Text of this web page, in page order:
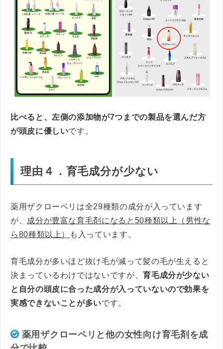
比べると、左側の添加物が7つまでの製品を選んだ方
が頭皮に優しいです。
理由４．育毛成分が少ない
薬用ザクローペリは全29種類の成分が入っています
が、 成分が豊富な育毛剤になると50種類以上（男性な
ら80種類以上）
も入っています。
育毛成分が多いほど抜け毛が減って髪の毛が生えると
決まっているわけではないですが、育毛成分が少ない
と自分の頭皮に合った成分が入っていないので効果を
実感できないことが多いです。
薬用ザクローペリと他の女性向け育毛剤を成